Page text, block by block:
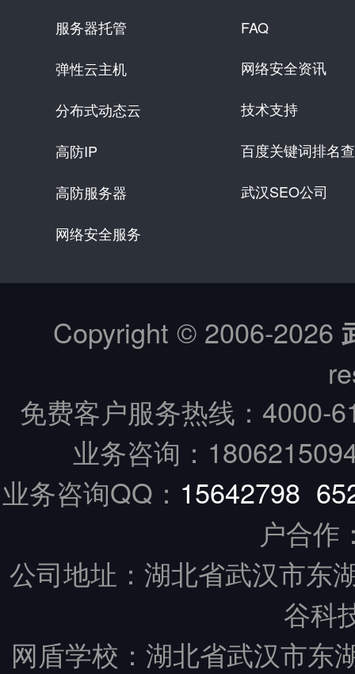
服务器托管
弹性云主机
分布式动态云
高防IP
高防服务器
网络安全服务
FAQ
网络安全资讯
技术支持
百度关键词排名
武汉SEO公司
Copyright © 2006-2026
免费客户服务热线： 4000-
业务咨询：
业务咨询QQ： 15642798
户合作
公司地址：湖北省武汉市东
谷科
网盾学校：湖北省武汉市东